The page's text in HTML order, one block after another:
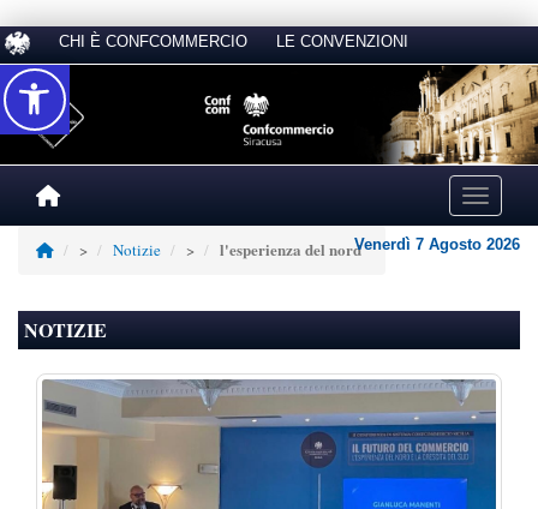
CHI È CONFCOMMERCIO LE CONVENZIONI
Toggle
> Notizie > l'esperienza del nordVenerdì 7 Agosto 2026
NOTIZIE
Accessibilità